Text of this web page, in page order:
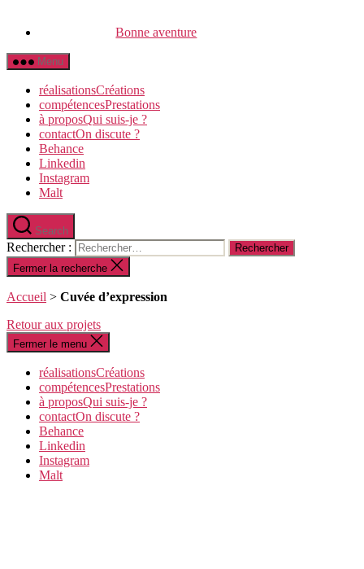
Bonne aventure
Menu
réalisationsCréations
compétencesPrestations
à proposQui suis-je ?
contactOn discute ?
Behance
Linkedin
Instagram
Malt
Search
Rechercher :
Fermer la recherche
Accueil > Cuvée d’expression
Retour aux projets
Fermer le menu
réalisationsCréations
compétencesPrestations
à proposQui suis-je ?
contactOn discute ?
Behance
Linkedin
Instagram
Malt